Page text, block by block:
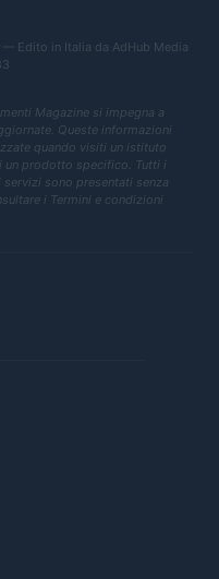
Edito in Italia da AdHub Media
Magazine si impegna a
Queste informazioni
quando visiti un istituto
un prodotto specifico. Tutti i
sono presentati senza
i Termini e condizioni